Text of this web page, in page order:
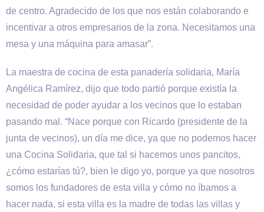
de centro. Agradecido de los que nos están colaborando e
incentivar a otros empresarios de la zona. Necesitamos una
mesa y una máquina para amasar”.
La maestra de cocina de esta panadería solidaria, María
Angélica Ramírez, dijo que todo partió porque existía la
necesidad de poder ayudar a los vecinos que lo estaban
pasando mal. “Nace porque con Ricardo (presidente de la
junta de vecinos), un día me dice, ya que no podemos hacer
una Cocina Solidaria, que tal si hacemos unos pancitos,
¿cómo estarías tú?, bien le digo yo, porque ya que nosotros
somos los fundadores de esta villa y cómo no íbamos a
hacer nada, si esta villa es la madre de todas las villas y